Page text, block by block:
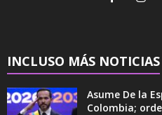
INCLUSO MÁS NOTICIAS
Asume De la
Colombia;